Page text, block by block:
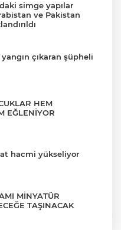
simge yapılar
ve Pakistan
çıkaran şüpheli
HEM
EĞLENİYOR
hacmi yükseliyor
MİNYATÜR
TAŞINACAK